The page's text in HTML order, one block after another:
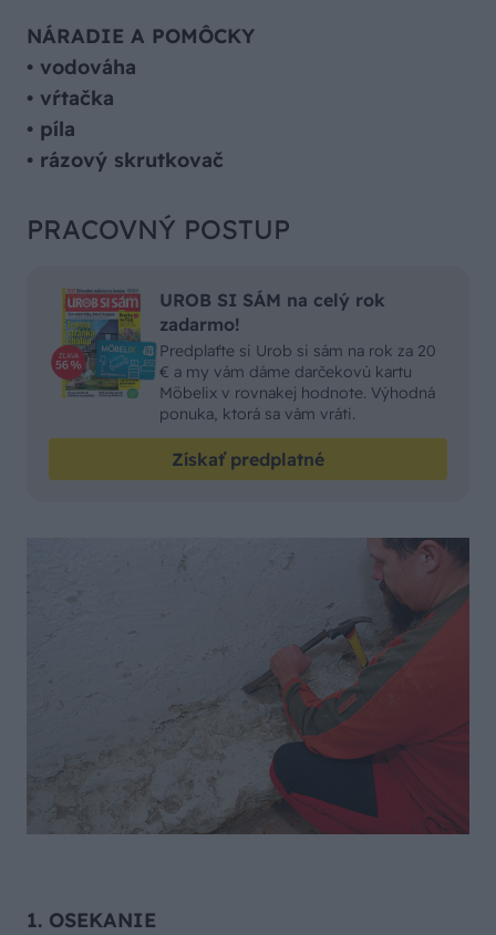
NÁRADIE A POMÔCKY
• vodováha
• vŕtačka
• píla
• rázový skrutkovač
PRACOVNÝ POSTUP
UROB SI SÁM na celý rok
zadarmo!
Predplaťte si Urob si sám na rok za 20
€ a my vám dáme darčekovú kartu
Möbelix v rovnakej hodnote. Výhodná
ponuka, ktorá sa vám vráti.
Získať predplatné
1. OSEKANIE